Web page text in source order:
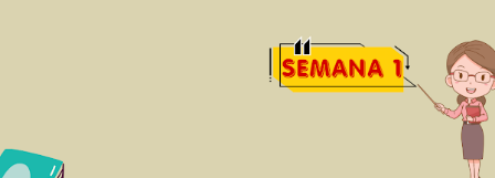
diferentes materiales que hacen que todo esto sea posible,
recordándoles que nosotros solo los compartimos con fines educativos,
didácticos e informativos. ☺️ Obtén documento completo aquí 👇👇 👇